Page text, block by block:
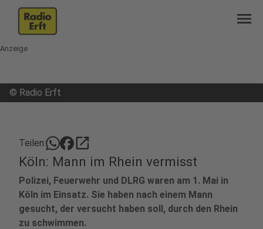
menu
Anzeige
© Radio Erft
Teilen: open_in_new
Köln: Mann im Rhein vermisst
Polizei, Feuerwehr und DLRG waren am 1. Mai in
Köln im Einsatz. Sie haben nach einem Mann
gesucht, der versucht haben soll, durch den Rhein
zu schwimmen.